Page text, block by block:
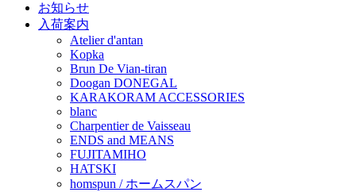
お知らせ
入荷案内
Atelier d'antan
Kopka
Brun De Vian-tiran
Doogan DONEGAL
KARAKORAM ACCESSORIES
blanc
Charpentier de Vaisseau
ENDS and MEANS
FUJITAMIHO
HATSKI
homspun / ホームスパン